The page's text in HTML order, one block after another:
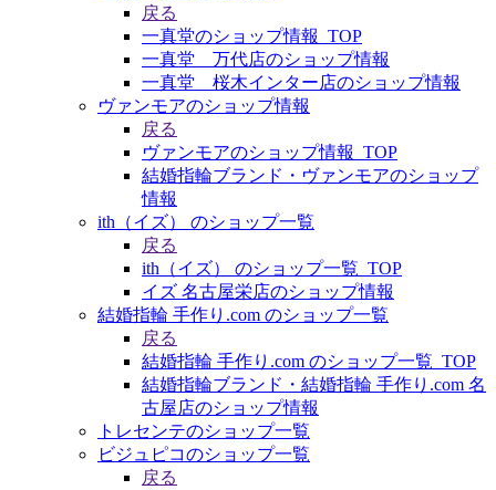
戻る
一真堂のショップ情報_TOP
一真堂 万代店のショップ情報
一真堂 桜木インター店のショップ情報
ヴァンモアのショップ情報
戻る
ヴァンモアのショップ情報_TOP
結婚指輪ブランド・ヴァンモアのショップ
情報
ith（イズ） のショップ一覧
戻る
ith（イズ） のショップ一覧_TOP
イズ 名古屋栄店のショップ情報
結婚指輪 手作り.com のショップ一覧
戻る
結婚指輪 手作り.com のショップ一覧_TOP
結婚指輪ブランド・結婚指輪 手作り.com 名
古屋店のショップ情報
トレセンテのショップ一覧
ビジュピコのショップ一覧
戻る